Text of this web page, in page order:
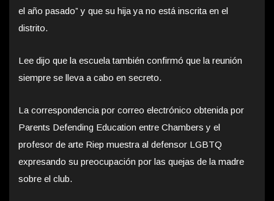
el año pasado” y que su hija ya no está inscrita en el
distrito.
Lee dijo que la escuela también confirmó que la reunión
siempre se lleva a cabo en secreto.
La correspondencia por correo electrónico obtenida por
Parents Defending Education entre Chambers y el
profesor de arte Riep muestra al defensor LGBTQ
expresando su preocupación por las quejas de la madre
sobre el club.